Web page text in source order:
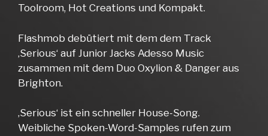
Toolroom, Hot Creations und Kompakt.
Flashmob debütiert mit dem dem Track
‚Serious‘ auf Junior Jacks Adesso Music
zusammen mit dem Duo Oxylion & Danger aus
Brighton.
‚Serious‘ ist ein schneller House-Song.
Weibliche Spoken-Word-Samples rufen zum